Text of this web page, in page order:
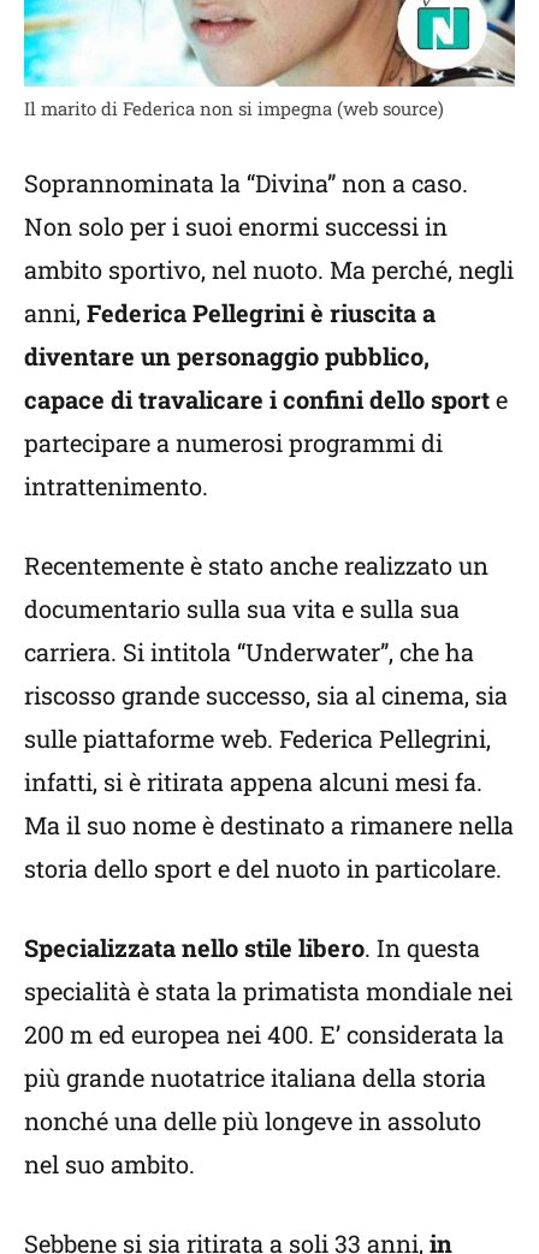
Il marito di Federica non si impegna (web source)
Soprannominata la “Divina” non a caso.
Non solo per i suoi enormi successi in
ambito sportivo, nel nuoto. Ma perché, negli
anni, Federica Pellegrini è riuscita a
diventare un personaggio pubblico,
capace di travalicare i confini dello sporte
partecipare a numerosi programmi di
intrattenimento.
Recentemente è stato anche realizzato un
documentario sulla sua vita e sulla sua
carriera. Si intitola “Underwater”, che ha
riscosso grande successo, sia al cinema, sia
sulle piattaforme web. Federica Pellegrini,
infatti, si è ritirata appena alcuni mesi fa.
Ma il suo nome è destinato a rimanere nella
storia dello sport e del nuoto in particolare.
Specializzata nello stile libero. In questa
specialità è stata la primatista mondiale nei
200 m ed europea nei 400. E’ considerata la
più grande nuotatrice italiana della storia
nonché una delle più longeve in assoluto
nel suo ambito.
Sebbene si sia ritirata a soli 33 anni, in